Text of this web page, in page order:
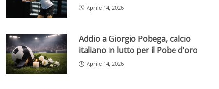
Aprile 14, 2026
Addio a Giorgio Pobega, calcio
italiano in lutto per il Pobe d’oro
Aprile 14, 2026